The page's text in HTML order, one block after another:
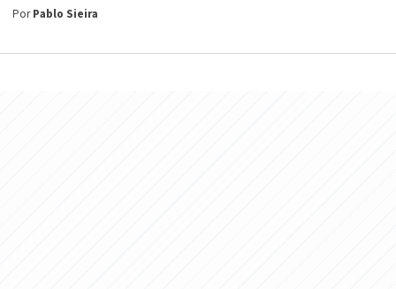
PorPablo Sieira